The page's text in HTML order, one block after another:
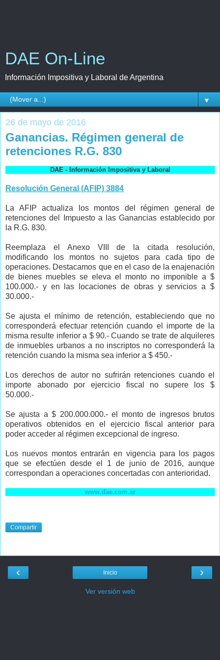
DAE On-Line
Información Impositiva y Laboral de Argentina
▼
26 de mayo de 2016
Ganancias. Régimen general de
retenciones R.G. 830
DAE - Información Impositiva y Laboral
Resolución General (AFIP) 3884
La AFIP actualiza los montos del régimen general de
retenciones del Impuesto a las Ganancias establecido por
la R.G. 830.
Reemplaza el Anexo VIII de la citada resolución,
modificando los montos no sujetos para cada tipo de
operaciones. Destacamos que en el caso de la enajenación
de bienes muebles se eleva el monto no imponible a $
100.000.- y en las locaciones de obras y servicios a $
30.000.-
Se ajusta el mínimo de retención, estableciendo que no
corresponderá efectuar retención cuando el importe de la
misma resulte inferior a $ 90.-Cuando se trate de alquileres
de inmuebles urbanos a no inscriptos no corresponderá la
retención cuando la misma sea inferior a $ 450.-
Los derechos de autor no sufrirán retenciones cuando el
importe abonado por ejercicio fiscal no supere los $
50.000.-
Se ajusta a $ 200.000.000.- el monto de ingresos brutos
operativos obtenidos en el ejercicio fiscal anterior para
poder acceder al régimen excepcional de ingreso.
Los nuevos montos entrarán en vigencia para los pagos
que se efectúen desde el 1 de junio de 2016, aunque
correspondan a operaciones concertadas con anterioridad.
www.dae.com.ar
Compartir
‹ ›
Inicio
Ver versión web